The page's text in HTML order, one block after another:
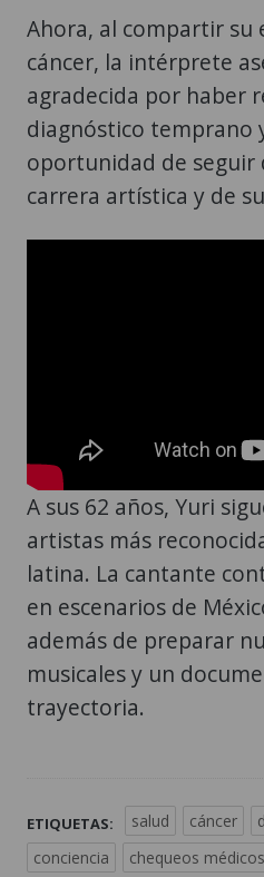
Ahora, al compartir su
cáncer, la intérprete
agradecida por haber
diagnóstico temprano
oportunidad de
carrera artística y de
A sus 62 años, Yuri
artistas más
latina. La cantante
en escenarios de
además de preparar
musicales y un
trayectoria.
ETIQUETAS: salud cáncer
conciencia
chequeos médicos